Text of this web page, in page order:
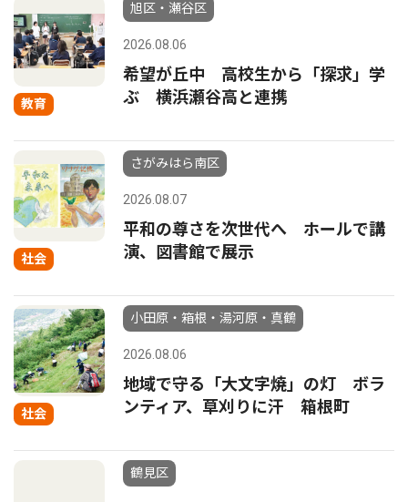
教育
旭区・瀬谷区
2026.08.06
希望が丘中 高校生から「探求」学
ぶ 横浜瀬谷高と連携
社会
さがみはら南区
2026.08.07
平和の尊さを次世代へ ホールで講
演、図書館で展示
社会
小田原・箱根・湯河原・真鶴
2026.08.06
地域で守る「大文字焼」の灯 ボラ
ンティア、草刈りに汗 箱根町
鶴見区